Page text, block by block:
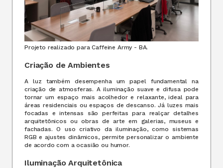
Projeto realizado para Caffeine Army - BA.
Criação de Ambientes
A luz também desempenha um papel fundamental na
criação de atmosferas. A iluminação suave e difusa pode
tornar um espaço mais acolhedor e relaxante, ideal para
áreas residenciais ou espaços de descanso. Já luzes mais
focadas e intensas são perfeitas para realçar detalhes
arquitetônicos ou obras de arte em galerias, museus e
fachadas. O uso criativo da iluminação, como sistemas
RGB e ajustes dinâmicos, permite personalizar o ambiente
de acordo com a ocasião ou humor.
Iluminação Arquitetônica